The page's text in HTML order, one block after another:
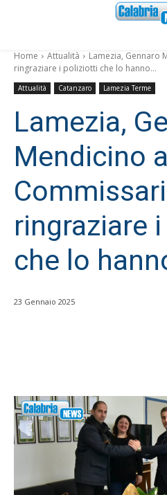
Home Attualità
Lamezia, Gennaro
ringraziare i poliziotti che lo hanno...
Attualità Catanzaro Lamezia Terme
Lamezia,
Mendicino al
ringraziare
che lo
23 Gennaio 2025